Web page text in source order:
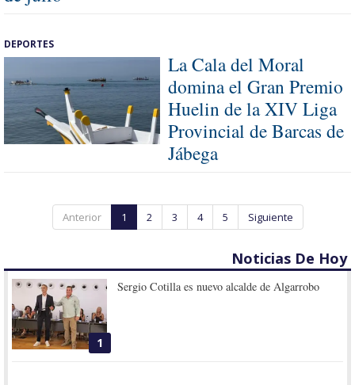
DEPORTES
La Cala del Moral
domina el Gran Premio
Huelin de la XIV Liga
Provincial de Barcas de
Jábega
Anterior 1 2 3 4 5 Siguiente
Noticias De Hoy
1
Sergio Cotilla es nuevo alcalde de Algarrobo